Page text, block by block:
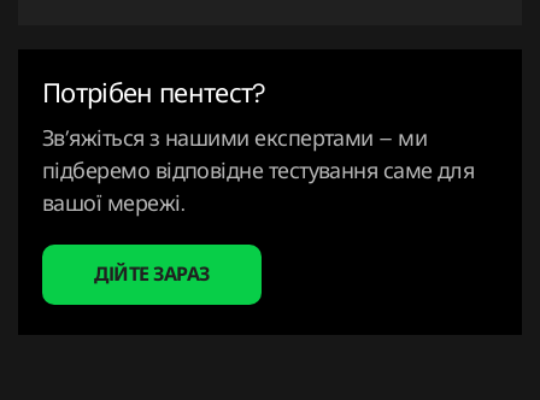
Потрібен пентест?
Зв’яжіться з нашими експертами – ми
підберемо відповідне тестування саме для
вашої мережі.
ДІЙТЕ ЗАРАЗ